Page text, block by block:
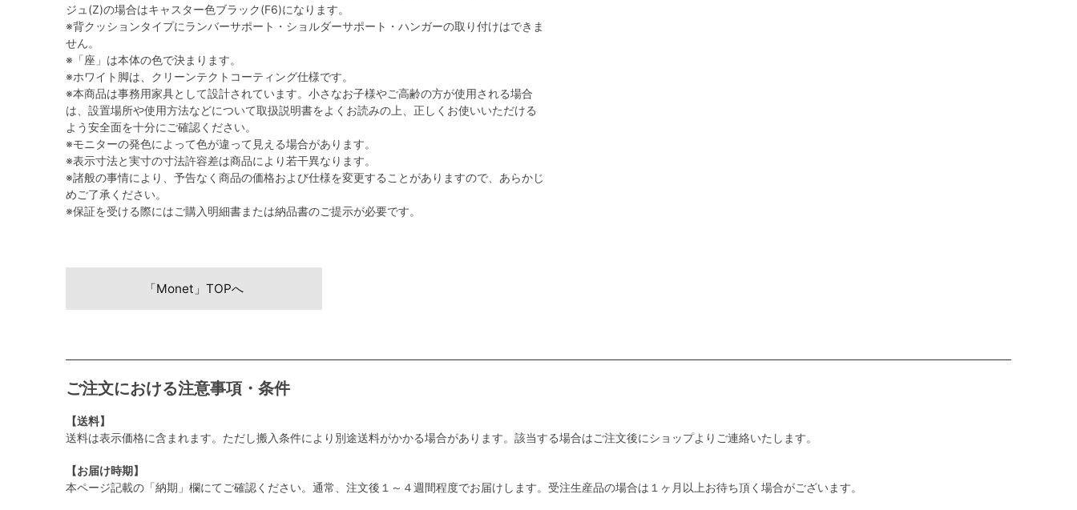
ジュ(Z)の場合はキャスター色ブラック(F6)になります。
※背クッションタイプにランバーサポート・ショルダーサポート・ハンガーの取り付けはできま
せん。
※「座」は本体の色で決まります。
※ホワイト脚は、クリーンテクトコーティング仕様です。
※本商品は事務用家具として設計されています。小さなお子様やご高齢の方が使用される場合
は、設置場所や使用方法などについて取扱説明書をよくお読みの上、正しくお使いいただける
よう安全面を十分にご確認ください。
※モニターの発色によって色が違って見える場合があります。
※表示寸法と実寸の寸法許容差は商品により若干異なります。
※諸般の事情により、予告なく商品の価格および仕様を変更することがありますので、あらかじ
めご了承ください。
※保証を受ける際にはご購入明細書または納品書のご提示が必要です。
「Monet」TOPへ
ご注文における注意事項・条件
【送料】
送料は表示価格に含まれます。ただし搬入条件により別途送料がかかる場合があります。該当する場合はご注文後にショップよりご連絡いたします。
【お届け時期】
本ページ記載の「納期」欄にてご確認ください。通常、注文後１～４週間程度でお届けします。受注生産品の場合は１ヶ月以上お待ち頂く場合がございます。